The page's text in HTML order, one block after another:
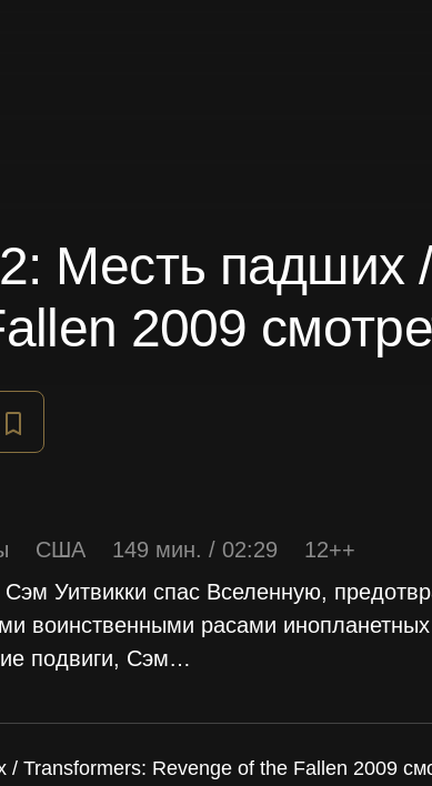
Месть падших
2009
США 149 мин. / 02:29
12++
Уитвикки спас Вселенную,
воинственными расами инопланетных
подвиги, Сэм…
Revenge of the Fallen 2009